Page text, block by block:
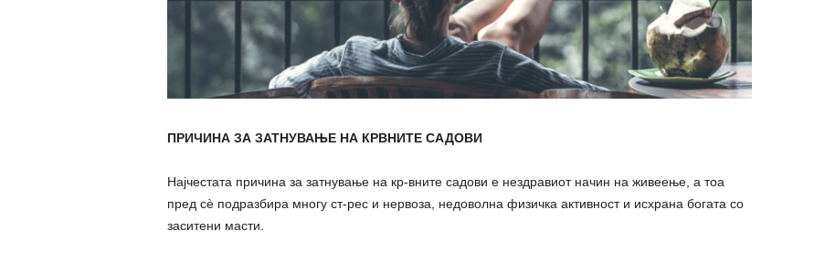
ПРИЧИНА ЗА ЗАТНУВАЊЕ НА КРВНИТЕ САДОВИ
Најчестата причина за затнување на кр-вните садови е нездравиот начин на живеење, а тоа
пред сè подразбира многу ст-рес и нервоза, недоволна физичка активност и исхрана богата со
заситени масти.